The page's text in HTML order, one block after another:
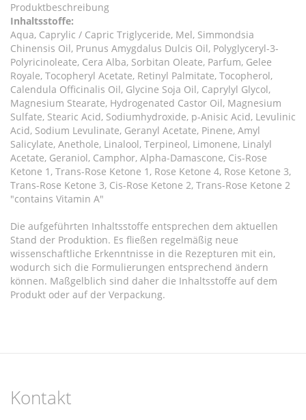
Produktbeschreibung
Inhaltsstoffe:
Aqua, Caprylic / Capric Triglyceride, Mel, Simmondsia
Chinensis Oil, Prunus Amygdalus Dulcis Oil, Polyglyceryl-3-
Polyricinoleate, Cera Alba, Sorbitan Oleate, Parfum, Gelee
Royale, Tocopheryl Acetate, Retinyl Palmitate, Tocopherol,
Calendula Officinalis Oil, Glycine Soja Oil, Caprylyl Glycol,
Magnesium Stearate, Hydrogenated Castor Oil, Magnesium
Sulfate, Stearic Acid, Sodiumhydroxide, p-Anisic Acid, Levulinic
Acid, Sodium Levulinate, Geranyl Acetate, Pinene, Amyl
Salicylate, Anethole, Linalool, Terpineol, Limonene, Linalyl
Acetate, Geraniol, Camphor, Alpha-Damascone, Cis-Rose
Ketone 1, Trans-Rose Ketone 1, Rose Ketone 4, Rose Ketone 3,
Trans-Rose Ketone 3, Cis-Rose Ketone 2, Trans-Rose Ketone 2
"contains Vitamin A"
Die aufgeführten Inhaltsstoffe entsprechen dem aktuellen
Stand der Produktion. Es fließen regelmäßig neue
wissenschaftliche Erkenntnisse in die Rezepturen mit ein,
wodurch sich die Formulierungen entsprechend ändern
können. Maßgelblich sind daher die Inhaltsstoffe auf dem
Produkt oder auf der Verpackung.
Kontakt